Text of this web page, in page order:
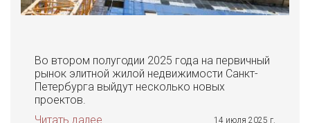
Во втором полугодии 2025 года на первичный
рынок элитной жилой недвижимости Санкт-
Петербурга выйдут несколько новых
проектов.
Читать далее
14 июля 2025 г.